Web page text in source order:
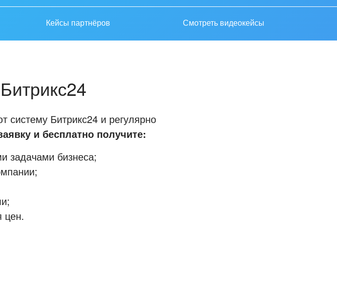
Кейсы партнёров Смотреть видеокейсы
Битрикс24 и регулярно
и бесплатно получите:
задачами бизнеса;
цен.